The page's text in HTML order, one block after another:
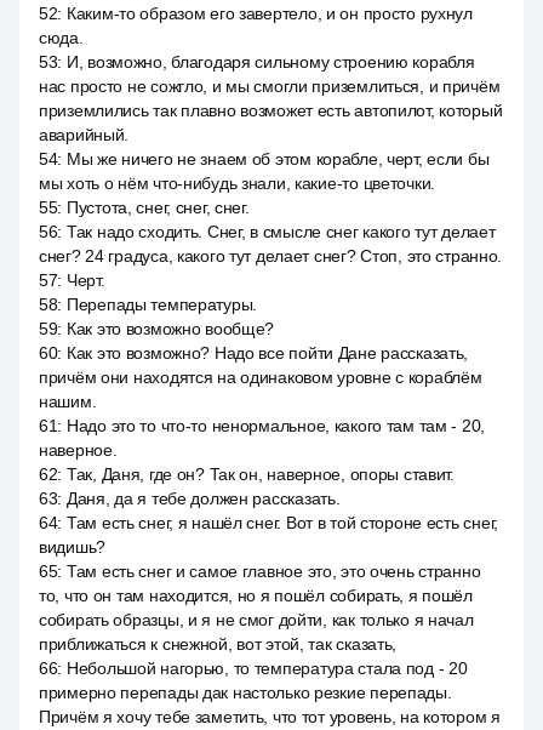
52: Каким-то образом его завертело, и он просто рухнул
сюда.
53: И, возможно, благодаря сильному строению корабля
нас просто не сожгло, и мы смогли приземлиться, и причём
приземлились так плавно возможет есть автопилот, который
аварийный.
54: Мы же ничего не знаем об этом корабле, черт, если бы
мы хоть о нём что-нибудь знали, какие-то цветочки.
55: Пустота, снег, снег, снег.
56: Так надо сходить. Снег, в смысле снег какого тут делает
снег? 24 градуса, какого тут делает снег? Стоп, это странно.
57: Черт.
58: Перепады температуры.
59: Как это возможно вообще?
60: Как это возможно? Надо все пойти Дане рассказать,
причём они находятся на одинаковом уровне с кораблём
нашим.
61: Надо это то что-то ненормальное, какого там там - 20,
наверное.
62: Так, Даня, где он? Так он, наверное, опоры ставит.
63: Даня, да я тебе должен рассказать.
64: Там есть снег, я нашёл снег. Вот в той стороне есть снег,
видишь?
65: Там есть снег и самое главное это, это очень странно
то, что он там находится, но я пошёл собирать, я пошёл
собирать образцы, и я не смог дойти, как только я начал
приближаться к снежной, вот этой, так сказать,
66: Небольшой нагорью, то температура стала под - 20
примерно перепады дак настолько резкие перепады.
Причём я хочу тебе заметить, что тот уровень, на котором я